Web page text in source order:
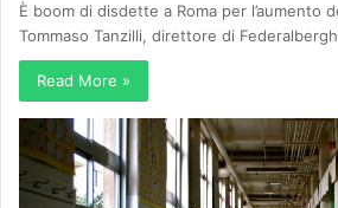
È boom di disdette a Roma per l’aumento
Tommaso Tanzilli, direttore di
Read More »